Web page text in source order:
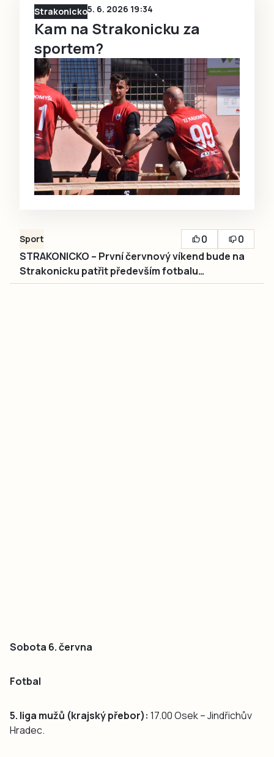
Strakonicko5. 6. 2026 19:34
Kam na Strakonicku za
sportem?
Sport 0
0
STRAKONICKO – První červnový víkend bude na
Strakonicku patřit především fotbalu…
Sobota 6. června
Fotbal
5. liga mužů (krajský přebor): 17.00 Osek – Jindřichův
Hradec.